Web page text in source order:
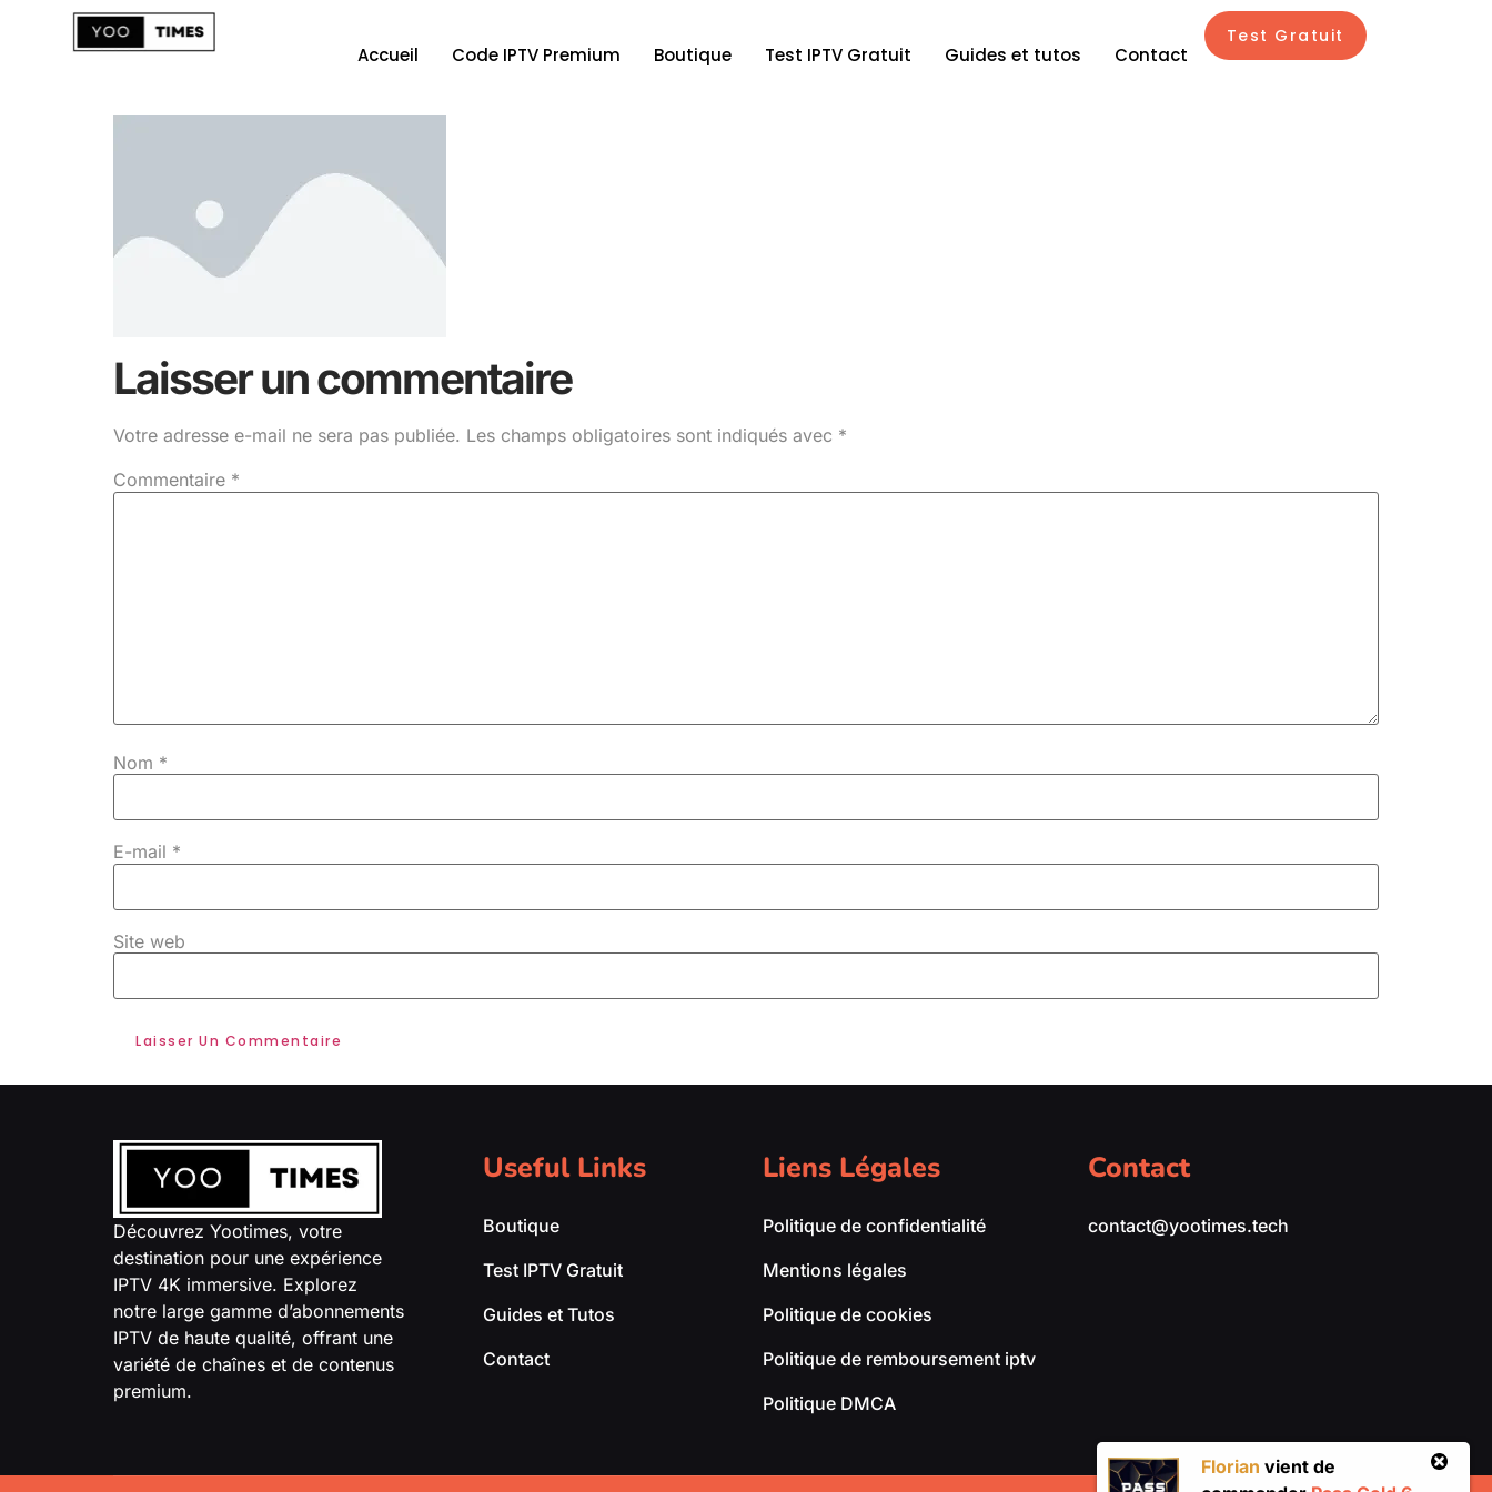
Accueil Code IPTV Premium Boutique Test IPTV Gratuit Guides et tutos Contact
Test Gratuit
Laisser un commentaire
Votre adresse e-mail ne sera pas publiée. Les champs obligatoires sont indiqués avec *
Commentaire *
Nom *
E-mail *
Site web
Découvrez Yootimes, votre
destination pour une expérience
IPTV 4K immersive. Explorez
notre large gamme d’abonnements
IPTV de haute qualité, offrant une
variété de chaînes et de contenus
premium.
Useful Links
Boutique
Test IPTV Gratuit
Guides et Tutos
Contact
Liens Légales
Politique de confidentialité
Mentions légales
Politique de cookies
Politique de remboursement iptv
Politique DMCA
Contact
contact@yootimes.tech
Florian vient de